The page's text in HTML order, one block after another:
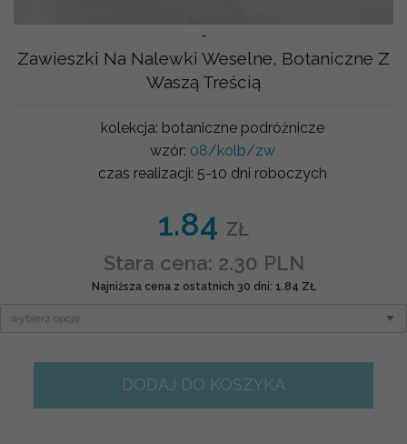
-
Zawieszki Na Nalewki Weselne, Botaniczne Z
Waszą Treścią
kolekcja: botaniczne podróżnicze
wzór: 08/kolb/zw
czas realizacji: 5-10 dni roboczych
1.84 ZŁ
Stara cena: 2.30 PLN
Najniższa cena z ostatnich 30 dni: 1.84 ZŁ
DODAJ DO KOSZYKA